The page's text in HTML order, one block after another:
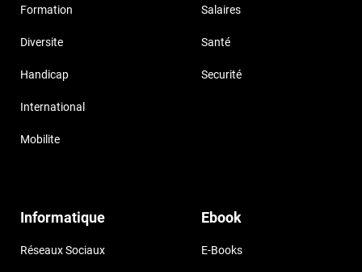
Formation
Diversite
Handicap
International
Mobilite
Salaires
Santé
Securité
Informatique
Réseaux Sociaux
Ebook
E-Books